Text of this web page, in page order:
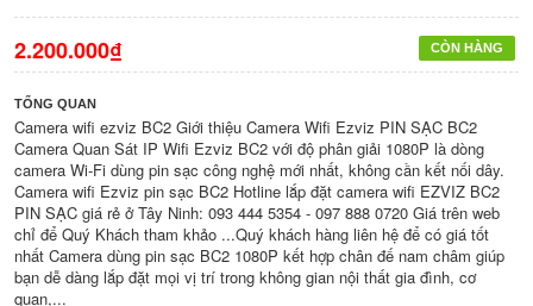
CÒN HÀNG
2.200.000₫
TỔNG QUAN
Camera wifi ezviz BC2 Giới thiệu Camera Wifi Ezviz PIN SẠC BC2
Camera Quan Sát IP Wifi Ezviz BC2 với độ phân giải 1080P là dòng
camera Wi-Fi dùng pin sạc công nghệ mới nhất, không cần kết nối dây.
Camera wifi Ezviz pin sạc BC2 Hotline lắp đặt camera wifi EZVIZ BC2
PIN SẠC giá rẻ ở Tây Ninh: 093 444 5354 - 097 888 0720 Giá trên web
chỉ để Quý Khách tham khảo ...Quý khách hàng liên hệ để có giá tốt
nhất Camera dùng pin sạc BC2 1080P kết hợp chân đế nam châm giúp
bạn dễ dàng lắp đặt mọi vị trí trong không gian nội thất gia đình, cơ
quan,...